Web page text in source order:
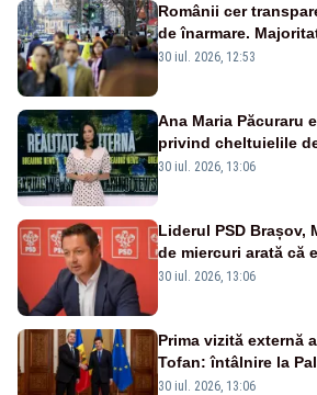
Românii cer
de înarmare.
reală și industrie
30 iul. 2026, 12:53
Ana Maria Păcuraru
privind cheltuielile
cer transparență în
30 iul. 2026, 13:06
Liderul PSD Brașov,
de miercuri arată că
pentru măsuri
30 iul. 2026, 13:06
Prima vizită externă
Tofan: întâlnire la
președintele Nicușor
30 iul. 2026, 13:06